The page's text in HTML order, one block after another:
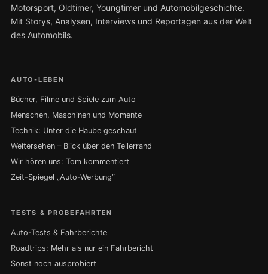
Motorsport, Oldtimer, Youngtimer und Automobilgeschichte.
Mit Storys, Analysen, Interviews und Reportagen aus der Welt
des Automobils.
AUTO-LEBEN
Bücher, Filme und Spiele zum Auto
Menschen, Maschinen und Momente
Technik: Unter die Haube geschaut
Weitersehen – Blick über den Tellerrand
Wir hören uns: Tom kommentiert
Zeit-Spiegel „Auto-Werbung“
TESTS & PROBEFAHRTEN
Auto-Tests & Fahrberichte
Roadtrips: Mehr als nur ein Fahrbericht
Sonst noch ausprobiert